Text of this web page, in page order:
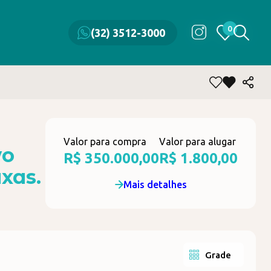
(32) 3512-3000 0
(32) 3512-3000 0
Valor para compra
R$ 350.000,00
Valor para alugar
R$ 1.800,00
Mais detalhes
Grade